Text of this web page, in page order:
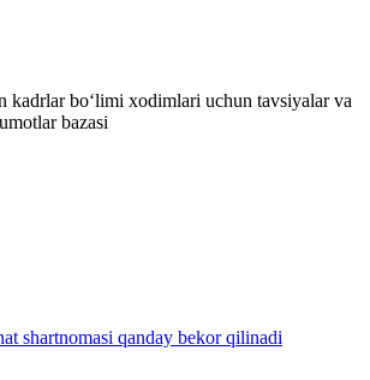
kadrlar boʻlimi хodimlari uchun tavsiyalar va
bazasi
shartnomasi qanday bekor qilinadi